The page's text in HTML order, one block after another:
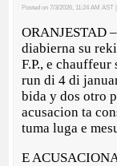
Posted on 7/3/2026, 11:24 AM AST
ORANJESTAD
diabierna su
F.P., e
run di 4 di
bida y dos otro
acusacion ta
tuma luga e
E